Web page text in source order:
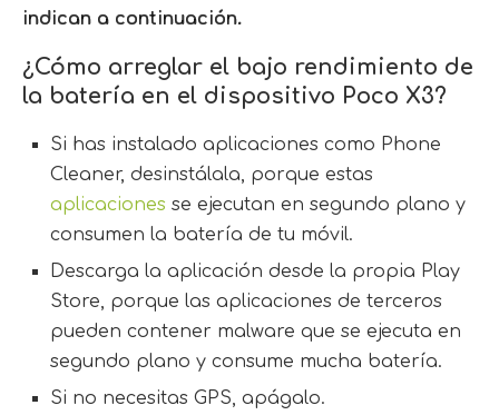
indican a continuación.
¿Cómo arreglar el bajo rendimiento de
la batería en el dispositivo Poco X3?
Si has instalado aplicaciones como Phone
Cleaner, desinstálala, porque estas
aplicaciones se ejecutan en segundo plano y
consumen la batería de tu móvil.
Descarga la aplicación desde la propia Play
Store, porque las aplicaciones de terceros
pueden contener malware que se ejecuta en
segundo plano y consume mucha batería.
Si no necesitas GPS, apágalo.